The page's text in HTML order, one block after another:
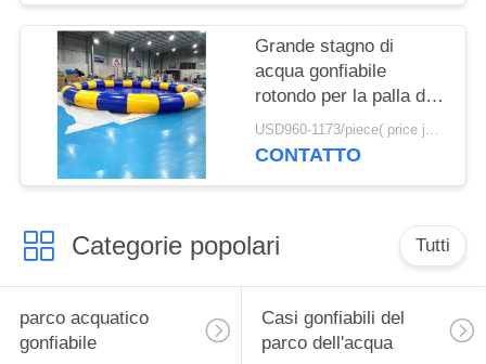
Grande stagno di
acqua gonfiabile
rotondo per la palla di
camminata dell'acqua USD960-1173/piece( price just for reference, detailed prices need to be confirmed) MOQ:1PC
CONTATTO
Categorie popolari Tutti
parco acquatico
gonfiabile
Casi gonfiabili del
parco dell'acqua